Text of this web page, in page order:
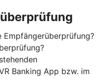
Empfängerüberprüfung?
Banking App bzw. im